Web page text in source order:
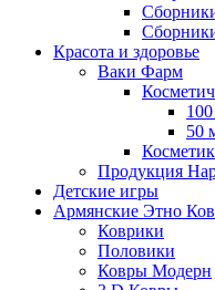
Красота и здоровье
Ваки Фарм
50
Продукция
Детские игры
Армянские Этно
Коврики
Половики
Ковры Модерн